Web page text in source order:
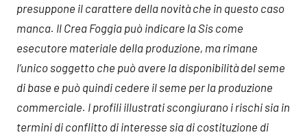
presuppone il carattere della novità che in questo caso
manca. Il Crea Foggia può indicare la Sis come
esecutore materiale della produzione, ma rimane
l’unico soggetto che può avere la disponibilità del seme
di base e può quindi cedere il seme per la produzione
commerciale. I profili illustrati scongiurano i rischi sia in
termini di conflitto di interesse sia di costituzione di